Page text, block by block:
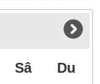
Sâ Du